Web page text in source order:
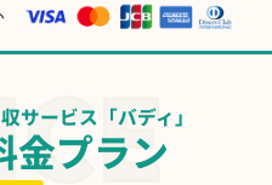
サービス「バディ」
金プラン